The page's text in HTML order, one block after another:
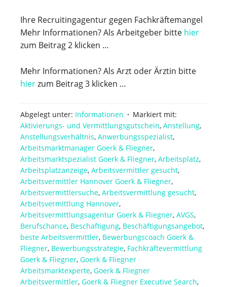
Ihre Recruitingagentur gegen Fachkräftemangel
Mehr Informationen? Als Arbeitgeber bitte hier
zum Beitrag 2 klicken …
Mehr Informationen? Als Arzt oder Ärztin bitte
hierzum Beitrag 3 klicken …
Abgelegt unter: Informationen
Markiert mit:
Aktivierungs- und Vermittlungsgutschein, Anstellung,
Anstellungsverhältnis, Anwerbungsspezialist,
Arbeitsmarktmanager Goerk & Fliegner,
Arbeitsmarktspezialist Goerk & Fliegner, Arbeitsplatz,
Arbeitsplatzanzeige, Arbeitsvermittler gesucht,
Arbeitsvermittler Hannover Goerk & Fliegner,
Arbeitsvermittlersuche, Arbeitsvermittlung gesucht,
Arbeitsvermittlung Hannover,
Arbeitsvermittlungsagentur Goerk & Fliegner, AVGS,
Berufschance, Beschäftigung, Beschäftigungsangebot,
beste Arbeitsvermittler, Bewerbungscoach Goerk &
Fliegner, Bewerbungsstrategie, Fachkräftevermittlung
Goerk & Fliegner, Goerk & Fliegner
Arbeitsmarktexperte, Goerk & Fliegner
Arbeitsvermittler, Goerk & Fliegner Executive Search,